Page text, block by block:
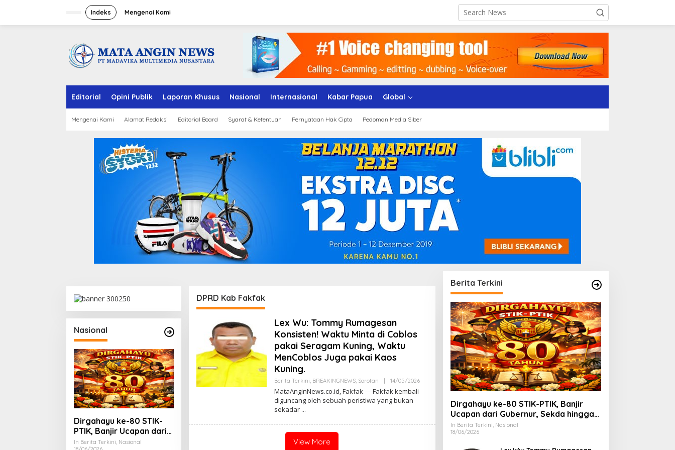
Indeks Mengenai Kami
Editorial Opini Publik Laporan Khusus Nasional Internasional Kabar Papua Global
Mengenai Kami Alamat Redaksi Editorial Board Syarat & Ketentuan Pernyataan Hak Cipta Pedoman Media Siber
Nasional
Dirgahayu ke-80 STIK-
PTIK, Banjir Ucapan dari
Gubernur, Sekda hingga
In Berita Terkini, Nasional
DPRD Kab Fakfak
Lex Wu: Tommy Rumagesan
Konsisten! Waktu Minta di Coblos
pakai Seragam Kuning, Waktu
MenCoblos Juga pakai Kaos
Kuning.
Berita Terkini, BREAKINGNEWS, Sorotan 14/05/2026B
N
MataAnginNews.co.id, Fakfak — Fakfak kembali
diguncang oleh sebuah peristiwa yang bukan
sekadar
View More
Berita Terkini
Dirgahayu ke-80 STIK-PTIK, Banjir
Ucapan dari Gubernur, Sekda hingga
Kapolda.
In Berita Terkini, Nasional
18/06/2026